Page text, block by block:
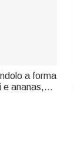
a forma
e ananas,
per
e i